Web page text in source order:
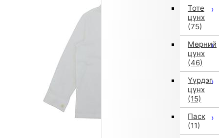
Тоте
цүнх
(75)
Мөрний
цүнх
(46)
Үүрдэг
цүнх
(15)
Паск
(11)